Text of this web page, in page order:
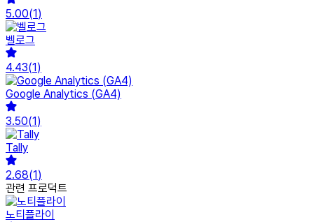
5.00(1)
벨로그
4.43(1)
Google Analytics (GA4)
3.50(1)
Tally
2.68(1)
관련 프로덕트
노티플라이